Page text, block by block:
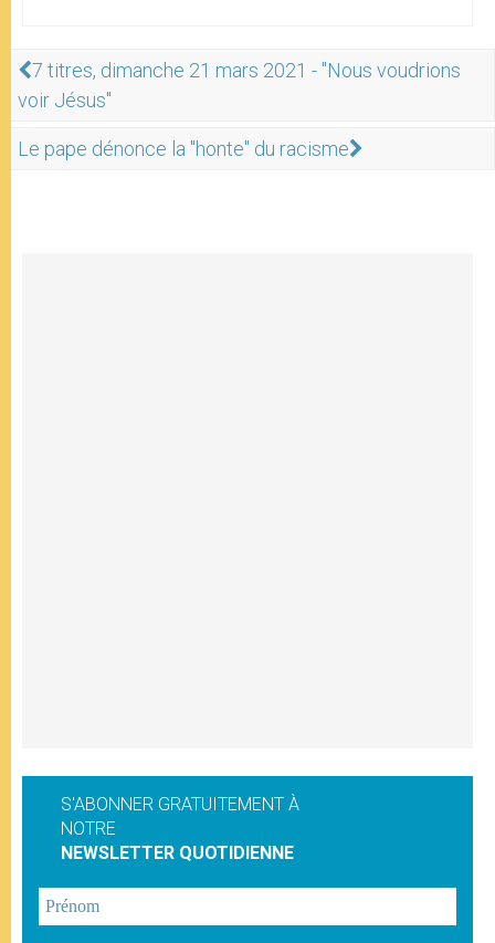
7 titres, dimanche 21 mars 2021 - "Nous voudrions
voir Jésus"
Le pape dénonce la "honte" du racisme
S'ABONNER GRATUITEMENT À
NOTRE
NEWSLETTER QUOTIDIENNE